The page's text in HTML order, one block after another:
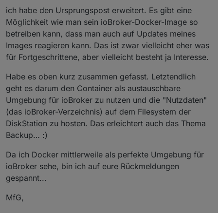
ich habe den Ursprungspost erweitert. Es gibt eine
Möglichkeit wie man sein ioBroker-Docker-Image so
betreiben kann, dass man auch auf Updates meines
Images reagieren kann. Das ist zwar vielleicht eher was
für Fortgeschrittene, aber vielleicht besteht ja Interesse.
Habe es oben kurz zusammen gefasst. Letztendlich
geht es darum den Container als austauschbare
Umgebung für ioBroker zu nutzen und die "Nutzdaten"
(das ioBroker-Verzeichnis) auf dem Filesystem der
DiskStation zu hosten. Das erleichtert auch das Thema
Backup… :)
Da ich Docker mittlerweile als perfekte Umgebung für
ioBroker sehe, bin ich auf eure Rückmeldungen
gespannt...
MfG,